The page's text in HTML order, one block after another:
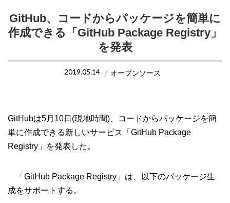
GitHub、コードからパッケージを簡単に
作成できる「GitHub Package Registry」
を発表
2019.05.14 オープンソース
GitHubは5月10日(現地時間)、コードからパッケージを簡
単に作成できる新しいサービス「GitHub Package
Registry」を発表した。
「GitHub Package Registry」は、以下のパッケージ生
成をサポートする。